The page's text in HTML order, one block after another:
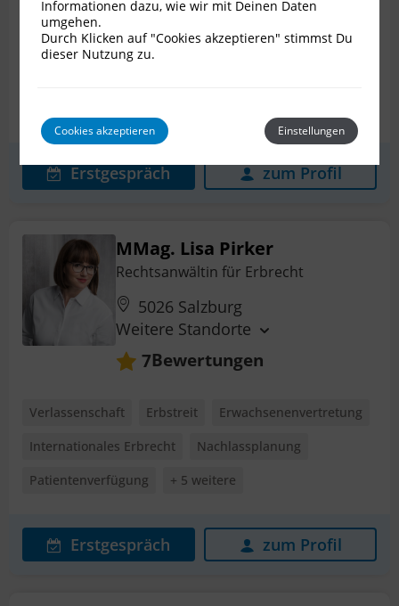
Verlassenschaft Erbstreit
Nachlassplanung
Erstgespräch zum Profil
MMag. Lisa Pirker
Rechtsanwältin für Erbrecht
5026 Salzburg
Weitere Standorte
7Bewertungen
Verlassenschaft Erbstreit
Erwachsenenvertretung
Internationales Erbrecht
Nachlassplanung
Patientenverfügung
+ 5 weitere
Erstgespräch zum Profil
Informationen dazu, wie wir mit Deinen Daten
umgehen.
Durch Klicken auf "Cookies akzeptieren" stimmst Du
dieser Nutzung zu.
Cookies akzeptieren Einstellungen